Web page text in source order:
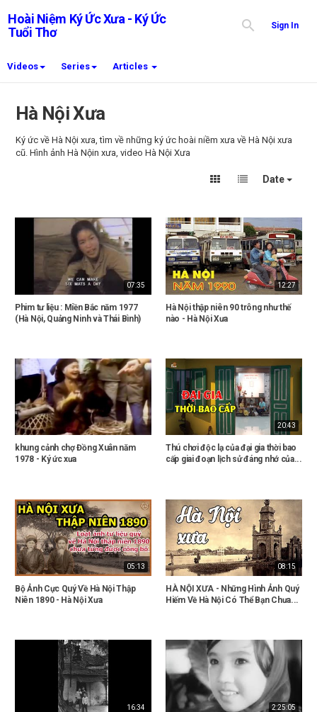
Hoài Niệm Ký Ức Xưa - Ký Ức
Tuổi Thơ
Sign In
Videos Series Articles
Hà Nội Xưa
Ký ức về Hà Nội xưa, tìm về những ký ức hoài niềm xưa về Hà Nội xưa
cũ. Hình ảnh Hà Nộin xưa, video Hà Nội Xưa
Date
07:35
Phim tư liệu : Miền Bắc năm 1977
(Hà Nội, Quảng Ninh và Thái Bình)
12:27
Hà Nội thập niên 90 trông như thế
nào - Hà Nội Xưa
khung cảnh chợ Đồng Xuân năm
1978 - Ký ức xưa
20:43
Thú chơi độc lạ của đại gia thời bao
cấp giai đoạn lịch sử đáng nhớ của...
05:13
Bộ Ảnh Cực Quý Về Hà Nội Thập
Niên 1890 - Hà Nội Xưa
08:15
HÀ NỘI XƯA - Những Hình Ảnh Quý
Hiếm Về Hà Nội Có Thể Bạn Chưa...
16:34 2:25:05